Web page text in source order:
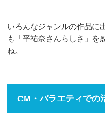
いろんなジャンルの作品に
も「平祐奈さんらしさ」を
ね。
CM・バラエティでの